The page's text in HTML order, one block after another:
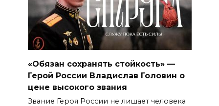
«Обязан сохранять стойкость» —
Герой России Владислав Головин о
цене высокого звания
Звание Героя России не лишает человека